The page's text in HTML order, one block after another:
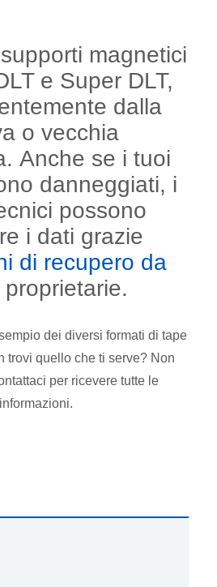
magnetici
e Super DLT,
dalla
o vecchia
Anche se i tuoi
danneggiati, i
possono
i dati grazie
di recupero da
proprietarie.
dei diversi formati di tape
trovi quello che ti serve? Non
per ricevere tutte le
informazioni.